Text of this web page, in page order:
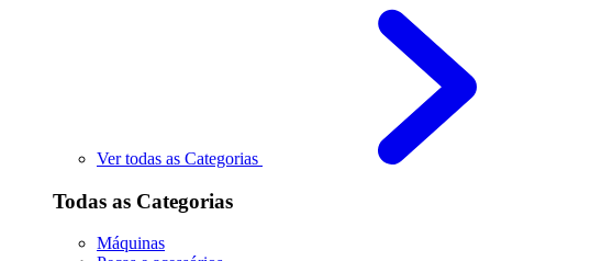
Ver todas as Categorias
Todas as Categorias
Máquinas